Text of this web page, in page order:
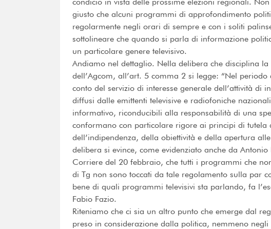
giusto che alcuni programmi di approfondimento
regolarmente negli orari di sempre e con i soliti
sottolineare che quando si parla di informazione
un particolare genere televisivo.
Andiamo nel dettaglio. Nella delibera che disciplina
dell’Agcom, all’art. 5 comma 2 si legge: “Nel
conto del servizio di interesse generale dell’attività di
diffusi dalle emittenti televisive e radiofoniche
informativo, riconducibili alla responsabilità di una
conformano con particolare rigore ai principi di
dell’indipendenza, della obiettività e della apertura
delibera si evince, come evidenziato anche da
Corriere del 20 febbraio, che tutti i programmi che
di Tg non sono toccati da tale regolamento sulla par
bene di quali programmi televisivi sta parlando, fa
Fabio Fazio.
Riteniamo che ci sia un altro punto che emerge dal
preso in considerazione dalla politica, nemmeno